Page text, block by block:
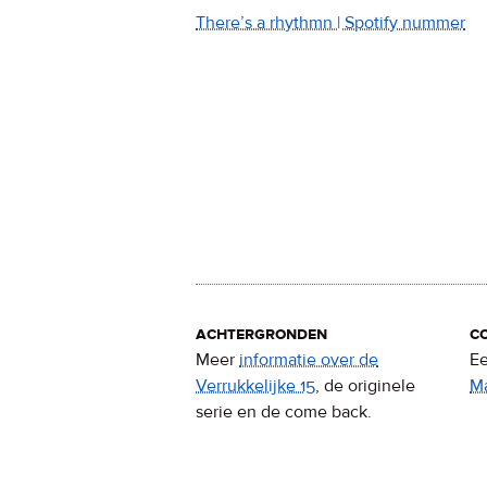
There’s a rhythmn | Spotify nummer
achtergronden
Meer informatie over de
Verrukkelijke 15, de originele
serie en de come back.